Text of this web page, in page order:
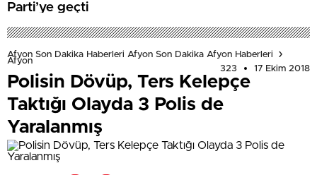
Parti’ye geçti
Afyon Son Dakika Haberleri Afyon Son Dakika Afyon Haberleri
Afyon
323
17 Ekim 2018
Polisin Dövüp, Ters Kelepçe
Taktığı Olayda 3 Polis de
Yaralanmış